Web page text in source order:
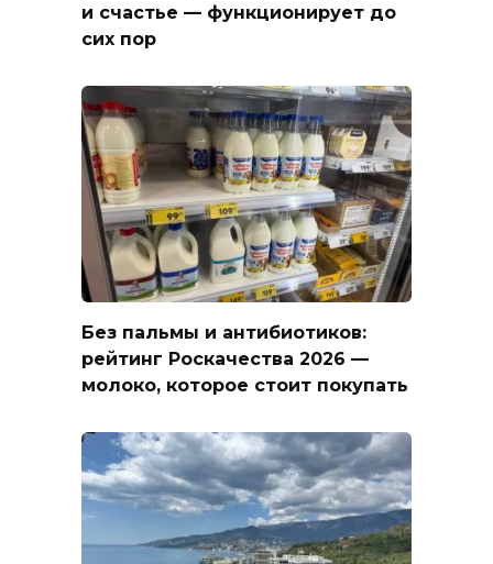
и счастье — функционирует до
сих пор
Без пальмы и антибиотиков:
рейтинг Роскачества 2026 —
молоко, которое стоит покупать